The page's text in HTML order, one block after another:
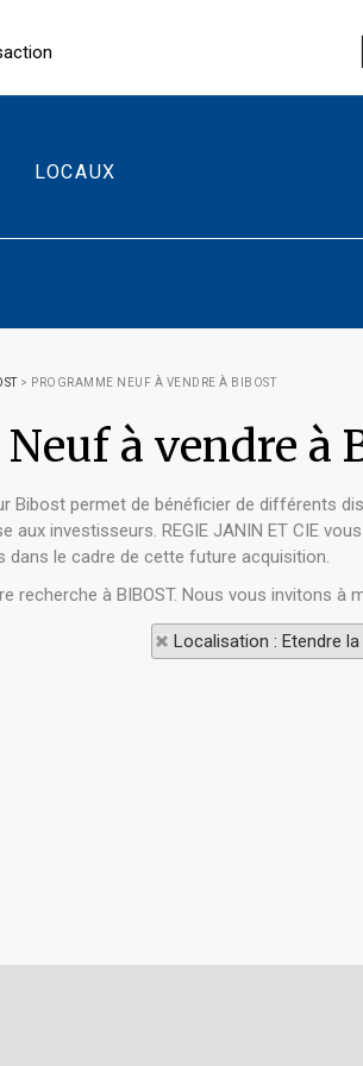
LOCAUX
> PROGRAMME NEUF À VENDRE À BIBOST
à vendre à
Bibost permet de bénéficier de différents
aux investisseurs. REGIE JANIN ET CIE
dans le cadre de cette future acquisition.
recherche à BIBOST. Nous vous invitons à
Localisation : Etendre